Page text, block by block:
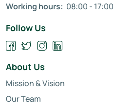
Working hours: 08:00 - 17:00
Follow Us
About Us
Mission & Vision
Our Team